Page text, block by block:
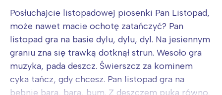
Posłuchajcie listopadowej piosenki Pan Listopad,
może nawet macie ochotę zatańczyć? Pan
listopad gra na basie dylu, dylu, dyl. Na jesiennym
graniu zna się trawką dotknął strun. Wesoło gra
muzyka, pada deszcz. Świerszcz za kominem
cyka tańcz, gdy chcesz. Pan listopad gra na
bębnie bara, bara, bum. Z deszczem puka równo,